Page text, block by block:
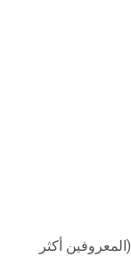
عندما يتعلق الأمر بالخصوبة ، فإن B-6 و B-9 (المعروفين أكثر